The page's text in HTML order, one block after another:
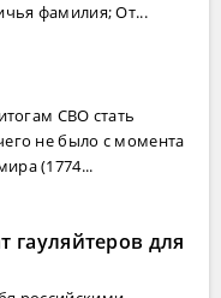
фамилия; От...
СВО стать
не было с момента
(1774...
гауляйтеров для